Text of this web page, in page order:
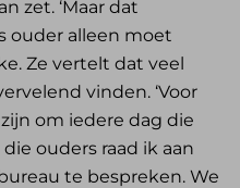
zet. ‘Maar dat
ouder alleen moet
Ze vertelt dat veel
vinden. ‘Voor
om iedere dag die
ouders raad ik aan
te bespreken. We